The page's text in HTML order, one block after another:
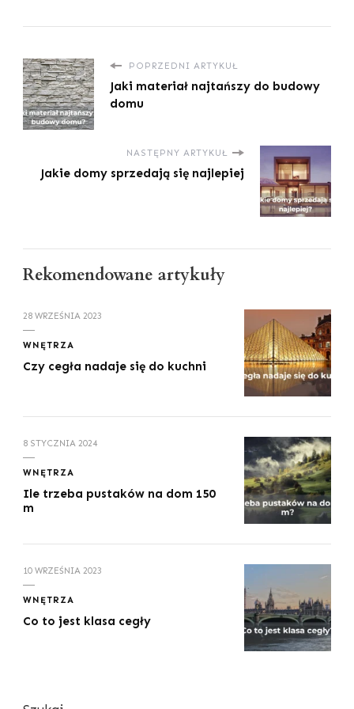
POPRZEDNI ARTYKUŁ
Jaki materiał najtańszy do budowy
domu
NASTĘPNY ARTYKUŁ
Jakie domy sprzedają się najlepiej
Rekomendowane artykuły
28 WRZEŚNIA 2023
WNĘTRZA
Czy cegła nadaje się do kuchni
8 STYCZNIA 2024
WNĘTRZA
Ile trzeba pustaków na dom 150
m
10 WRZEŚNIA 2023
WNĘTRZA
Co to jest klasa cegły